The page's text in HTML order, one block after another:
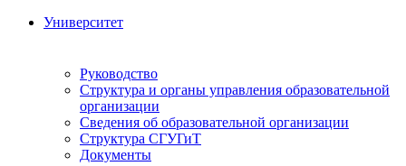
Университет
Руководство
Структура и органы управления образовательной
организации
Сведения об образовательной организации
Структура СГУГиТ
Документы